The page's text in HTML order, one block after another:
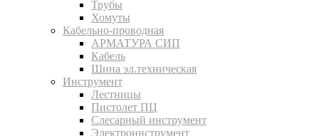
Трубы
Хомуты
Кабельно-проводная
АРМАТУРА СИП
Кабель
Шина эл.техническая
Инструмент
Лестницы
Пистолет ПЦ
Слесарный инструмент
Электроинструмент